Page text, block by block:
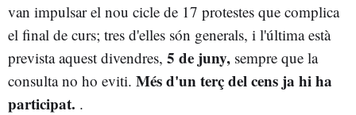
van impulsar el nou cicle de 17 protestes que complica
el final de curs; tres d'elles són generals, i l'última està
prevista aquest divendres, 5 de juny, sempre que la
consulta no ho eviti. Més d'un terç del cens ja hi ha
participat. .